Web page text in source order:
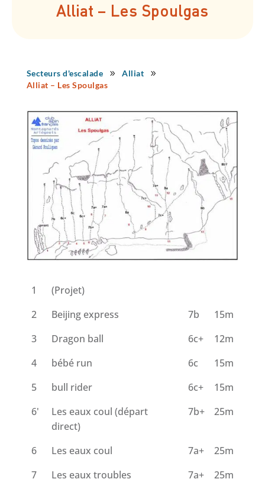
Alliat – Les Spoulgas
Secteurs d'escalade 9 Alliat 9
Alliat – Les Spoulgas
1
(Projet)
2
Beijing express 7b
15m
3
Dragon ball 6c+
12m
4
bébé run 6c
15m
5
bull rider 6c+
15m
6'
Les eaux coul (départ
direct)
7b+ 25m
6 Les eaux coul 7a+
25m
7
Les eaux troubles 7a+
25m